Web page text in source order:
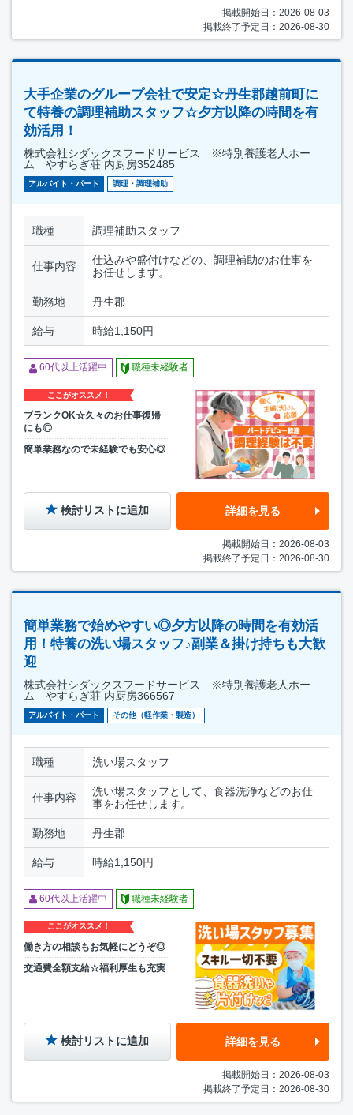
掲載開始日：2026-08-03
掲載終了予定日：2026-08-30
大手企業のグループ会社で安定☆丹生郡越前町に
て特養の調理補助スタッフ☆夕方以降の時間を有
効活用！
株式会社シダックスフードサービス ※特別養護老人ホー
ム やすらぎ荘 内厨房352485
アルバイト・パート 調理・調理補助
職種 調理補助スタッフ
仕事内容
仕込みや盛付けなどの、調理補助のお仕事を
お任せします。
勤務地 丹生郡
給与 時給1,150円
60代以上活躍中 職種未経験者
ここがオススメ！
ブランクOK☆久々のお仕事復帰
にも◎
簡単業務なので未経験でも安心◎
検討リストに追加 詳細を見る
掲載開始日：2026-08-03
掲載終了予定日：2026-08-30
簡単業務で始めやすい◎夕方以降の時間を有効活
用！特養の洗い場スタッフ♪副業＆掛け持ちも大歓
迎
株式会社シダックスフードサービス ※特別養護老人ホー
ム やすらぎ荘 内厨房366567
アルバイト・パート その他（軽作業・製造）
職種 洗い場スタッフ
仕事内容
洗い場スタッフとして、食器洗浄などのお仕
事をお任せします。
勤務地 丹生郡
給与 時給1,150円
60代以上活躍中 職種未経験者
ここがオススメ！
働き方の相談もお気軽にどうぞ◎
交通費全額支給☆福利厚生も充実
検討リストに追加 詳細を見る
掲載開始日：2026-08-03
掲載終了予定日：2026-08-30